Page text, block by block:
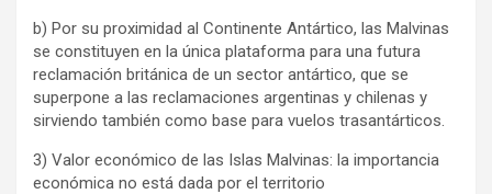
b) Por su proximidad al Continente Antártico, las Malvinas
se constituyen en la única plataforma para una futura
reclamación británica de un sector antártico, que se
superpone a las reclamaciones argentinas y chilenas y
sirviendo también como base para vuelos trasantárticos.
3) Valor económico de las Islas Malvinas: la importancia
económica no está dada por el territorio